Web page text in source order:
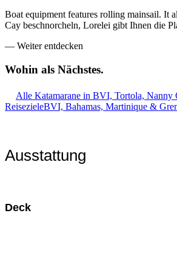
Boat equipment features rolling mainsail. It
Cay beschnorcheln, Lorelei gibt Ihnen die
— Weiter entdecken
Wohin als Nächstes.
Alle Katamarane in BVI, Tortola, Nanny
ReisezieleBVI, Bahamas, Martinique &
Ausstattung
Deck